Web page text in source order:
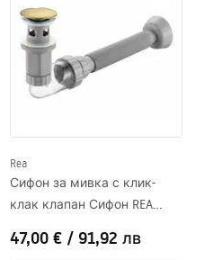
Rea
Сифон за мивка с клик-
клак клапан Сифон REA
47,00 € / 91,92 лв